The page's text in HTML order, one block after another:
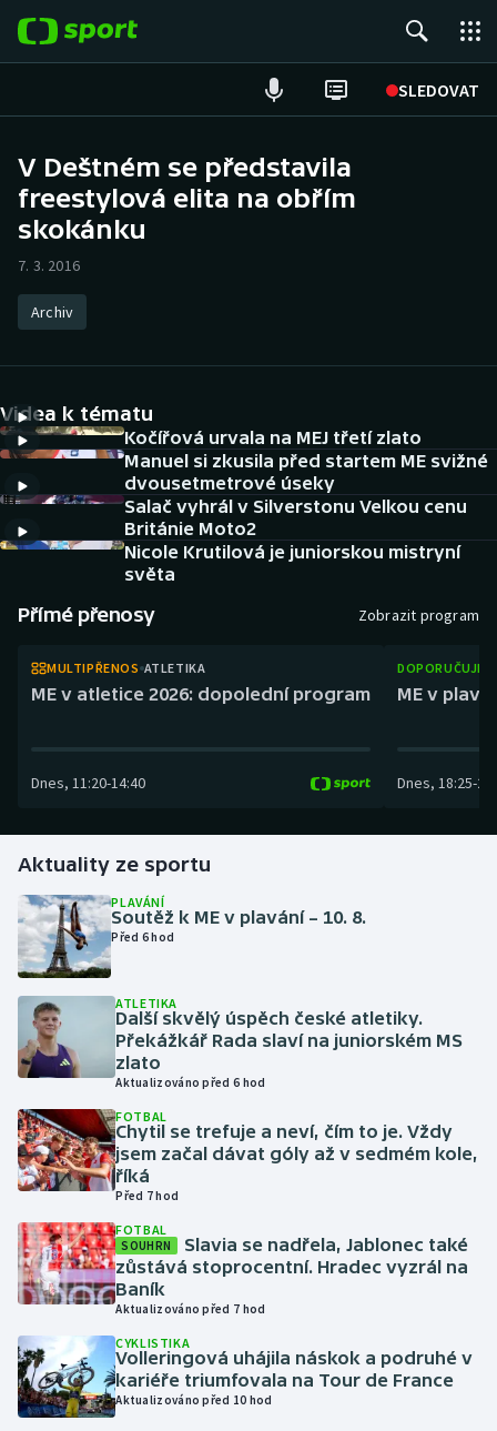
SLEDOVAT
Hokej
Atletika
DALŠÍ SPORTY
Americký fotbal
Baseball a softbal
Biatlon
Boby a skeleton
Curling
Dostihy
Futsal
Golf
Gymnastika
Jezdectví
Krasobruslení
Lyže a snowboard
Moderní pětiboj
NEPŘEHLÉDNĚTE
Historické návraty
Aplikace ČT sport
AZ kvíz
V Deštném se představila
freestylová elita na obřím
skokánku
7. 3. 2016
Archiv
Videa k tématu
Kočířová urvala na MEJ třetí zlato
Manuel si zkusila před startem ME svižné
dvousetmetrové úseky
Salač vyhrál v Silverstonu Velkou cenu
Británie Moto2
Nicole Krutilová je juniorskou mistryní
světa
Přímé přenosy Zobrazit program
MULTIPŘENOS ATLETIKA
ME v atletice 2026: dopolední program
Dnes, 11:20-14:40
ME v
Dnes, 18:25-
Aktuality ze sportu
PLAVÁNÍ
Soutěž k ME v plavání – 10. 8.
Před 6 hod
ATLETIKA
Další skvělý úspěch české atletiky.
Překážkář Rada slaví na juniorském MS
zlato
Aktualizováno před 6 hod
FOTBAL
Chytil se trefuje a neví, čím to je. Vždy
jsem začal dávat góly až v sedmém kole,
říká
Před 7 hod
FOTBAL
SOUHRN
Slavia se nadřela, Jablonec také
zůstává stoprocentní. Hradec vyzrál na
Baník
Aktualizováno před 7 hod
CYKLISTIKA
Volleringová uhájila náskok a podruhé v
kariéře triumfovala na Tour de France
Aktualizováno před 10 hod